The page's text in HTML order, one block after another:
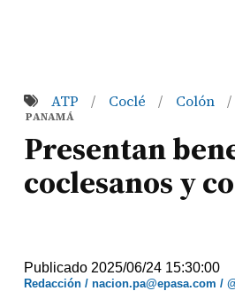
ATP / Coclé / Colón /
PANAMÁ
Presentan
coclesanos y
Publicado 2025/06/24 15:30:00
Redacción / nacion.pa@epasa.com /